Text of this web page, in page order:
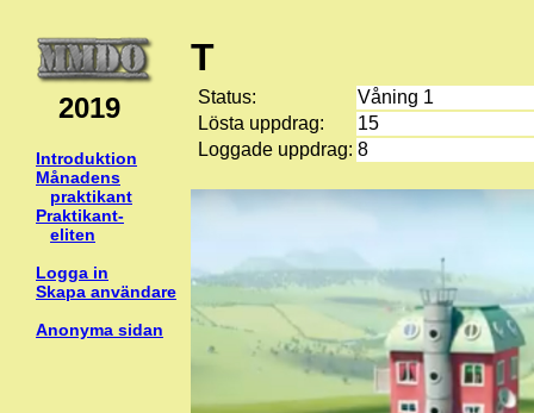
2019
Introduktion
Månadens
praktikant
Praktikant-
eliten
Logga in
Skapa användare
Anonyma sidan
T
Status:
Våning 1
Lösta uppdrag:
15
Loggade uppdrag: 8